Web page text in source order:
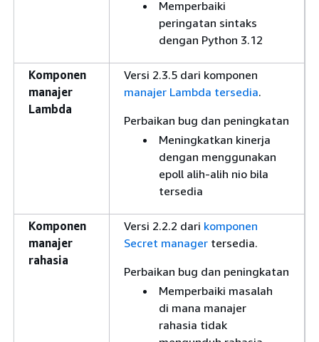
Memperbaiki
peringatan sintaks
dengan Python 3.12
Komponen
manajer
Lambda
Versi 2.3.5 dari komponen
manajer Lambda tersedia.
Perbaikan bug dan peningkatan
Meningkatkan kinerja
dengan menggunakan
epoll alih-alih nio bila
tersedia
Komponen
manajer
rahasia
Versi 2.2.2 dari komponen
Secret manager tersedia.
Perbaikan bug dan peningkatan
Memperbaiki masalah
di mana manajer
rahasia tidak